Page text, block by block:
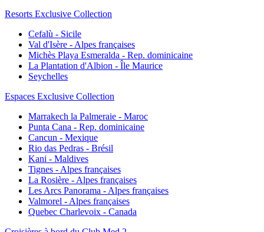
Resorts Exclusive Collection
Cefalù - Sicile
Val d'Isère - Alpes françaises
Michès Playa Esmeralda - Rep. dominicaine
La Plantation d'Albion - Île Maurice
Seychelles
Espaces Exclusive Collection
Marrakech la Palmeraie - Maroc
Punta Cana - Rep. dominicaine
Cancun - Mexique
Rio das Pedras - Brésil
Kani - Maldives
Tignes - Alpes françaises
La Rosière - Alpes françaises
Les Arcs Panorama - Alpes françaises
Valmorel - Alpes françaises
Quebec Charlevoix - Canada